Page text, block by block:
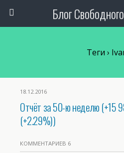
Блог
Теги ›
18.12.2016
Отчёт за 50-ю неделю (+15
(+2.29%))
КОММЕНТАРИЕВ 6